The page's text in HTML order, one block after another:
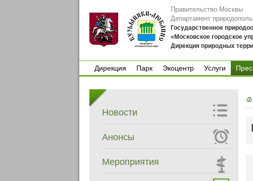
Правительство Москвы
Департамент
Государственное
«Московское городское
Дирекция природных
Дирекция
Парк
Экоцентр
Услуги
Новости
Анонсы
Мероприятия